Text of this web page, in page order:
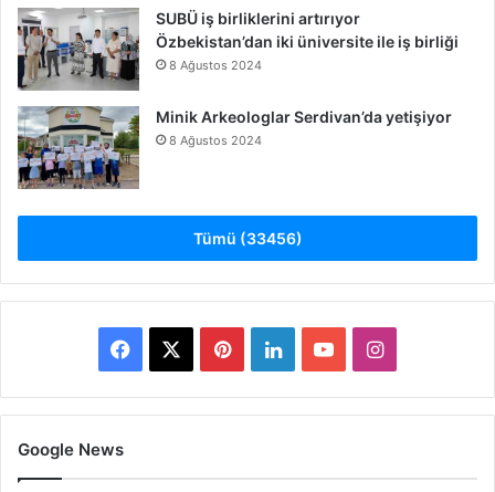
SUBÜ iş birliklerini artırıyor
Özbekistan’dan iki üniversite ile iş birliği
8 Ağustos 2024
Minik Arkeologlar Serdivan’da yetişiyor
8 Ağustos 2024
Tümü (33456)
Facebook PinterestLinkedInYouTubeInstagram
Google News